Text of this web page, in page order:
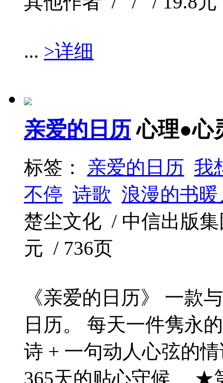
... >详细
亲爱的日历 心理●心
标签： 亲爱的日历 我
不停 诗歌 浪漫的书
楚尘文化 / 中信出版
元 / 736页
《亲爱的日历》 一款
日历。 每天一件隽永
诗 + 一句动人心弦的
365天的贴心守候。 ★